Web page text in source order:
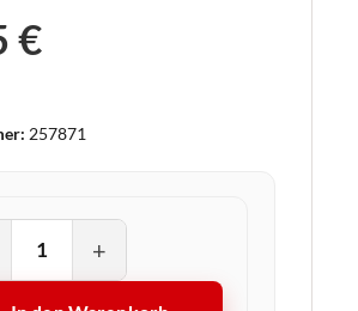
€
257871
+